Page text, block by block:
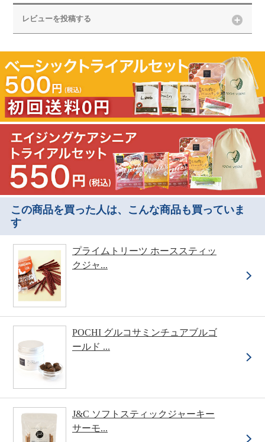
レビューを投稿する
この商品を買った人は、こんな商品も買っていま
す
プライムトリーツ ホーススティッ
クジャ...
POCHI グルコサミンチュアブルゴ
ールド ...
J&C ソフトスティックジャーキー
サーモ...